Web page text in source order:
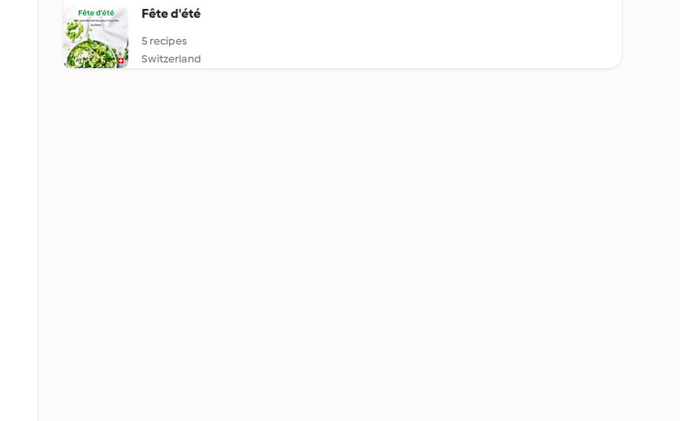
Fête d'été
5 recipes
Switzerland